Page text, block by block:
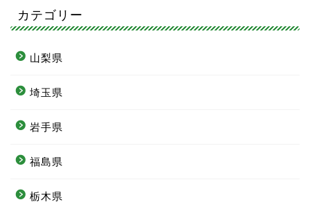
カテゴリー
山梨県
埼玉県
岩手県
福島県
栃木県